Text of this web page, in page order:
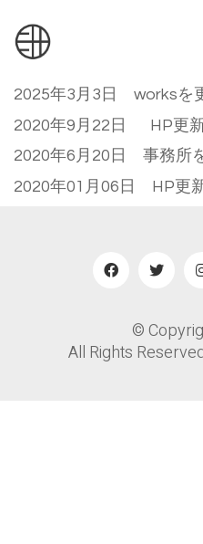
2025年3月3日 worksを
2020年9月22日 HP更
2020年6月20日 事務所
2020年01月06日 HP更
©
All Rights